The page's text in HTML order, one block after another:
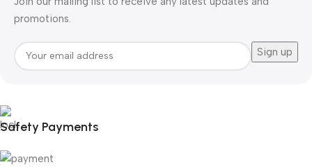
promotions.
Safety Payments